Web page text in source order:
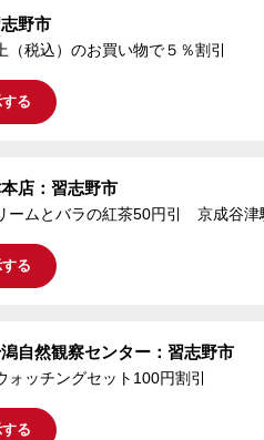
野市
（税込）のお買い物で５％割引
る
店：習志野市
ームとバラの紅茶50円引 京成谷
る
自然観察センター：習志野市
ォッチングセット100円割引
る